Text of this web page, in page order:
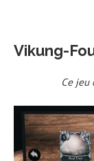
Vikung-
Ce jeu